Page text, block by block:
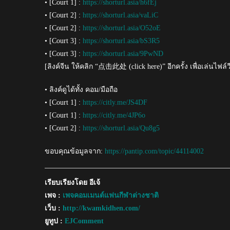
• [Court 1] : https://shorturl.asia/h6fEj
• [Court 2] : https://shorturl.asia/vaLiC
• [Court 2] : https://shorturl.asia/O52oE
• [Court 3] : https://shorturl.asia/bS3R5
• [Court 3] : https://shorturl.asia/9PwND
[ลิงค์จีน ให้คลิก “点击此处 (click here)” อีกครั้ง เพื่อเล่นไฟล์
• ลิงค์ดูได้ทั้ง คอม/มือถือ
• [Court 1] : https://citly.me/JS4DF
• [Court 1] : https://citly.me/4JP6o
• [Court 2] : https://shorturl.asia/Qu8g5
ขอบคุณข้อมูลจาก: https://pantip.com/topic/44114002
เรียบเรียงโดย อีเจ้
เพจ : เพจคอมเมนต์แฟนกีฬาต่างชาติ
เว็บ : http://kwamkidhen.com/
ยูทูป : EJComment